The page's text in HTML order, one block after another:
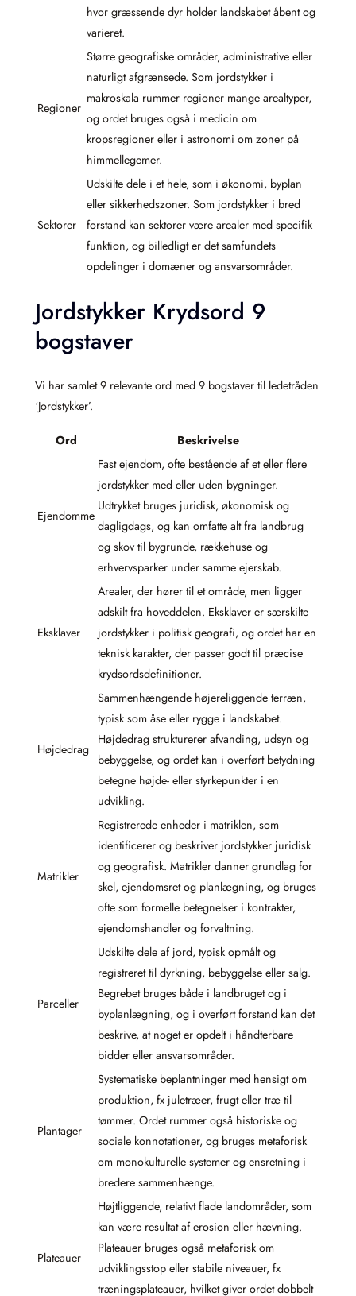
hvor græssende dyr holder landskabet åbent og
varieret.
Regioner
Større geografiske områder, administrative eller
naturligt afgrænsede. Som jordstykker i
makroskala rummer regioner mange arealtyper,
og ordet bruges også i medicin om
kropsregioner eller i astronomi om zoner på
himmellegemer.
Sektorer
Udskilte dele i et hele, som i økonomi, byplan
eller sikkerhedszoner. Som jordstykker i bred
forstand kan sektorer være arealer med specifik
funktion, og billedligt er det samfundets
opdelinger i domæner og ansvarsområder.
Jordstykker Krydsord 9
bogstaver
Vi har samlet 9 relevante ord med 9 bogstaver til ledetråden
‘Jordstykker’.
Ord Beskrivelse
Ejendomme
Fast ejendom, ofte bestående af et eller flere
jordstykker med eller uden bygninger.
Udtrykket bruges juridisk, økonomisk og
dagligdags, og kan omfatte alt fra landbrug
og skov til bygrunde, rækkehuse og
erhvervsparker under samme ejerskab.
Eksklaver
Arealer, der hører til et område, men ligger
adskilt fra hoveddelen. Eksklaver er særskilte
jordstykker i politisk geografi, og ordet har en
teknisk karakter, der passer godt til præcise
krydsordsdefinitioner.
Højdedrag
Sammenhængende højereliggende terræn,
typisk som åse eller rygge i landskabet.
Højdedrag strukturerer afvanding, udsyn og
bebyggelse, og ordet kan i overført betydning
betegne højde- eller styrkepunkter i en
udvikling.
Matrikler
Registrerede enheder i matriklen, som
identificerer og beskriver jordstykker juridisk
og geografisk. Matrikler danner grundlag for
skel, ejendomsret og planlægning, og bruges
ofte som formelle betegnelser i kontrakter,
ejendomshandler og forvaltning.
Parceller
Udskilte dele af jord, typisk opmålt og
registreret til dyrkning, bebyggelse eller salg.
Begrebet bruges både i landbruget og i
byplanlægning, og i overført forstand kan det
beskrive, at noget er opdelt i håndterbare
bidder eller ansvarsområder.
Plantager
Systematiske beplantninger med hensigt om
produktion, fx juletræer, frugt eller træ til
tømmer. Ordet rummer også historiske og
sociale konnotationer, og bruges metaforisk
om monokulturelle systemer og ensretning i
bredere sammenhænge.
Plateauer
Højtliggende, relativt flade landområder, som
kan være resultat af erosion eller hævning.
Plateauer bruges også metaforisk om
udviklingsstop eller stabile niveauer, fx
træningsplateauer, hvilket giver ordet dobbelt